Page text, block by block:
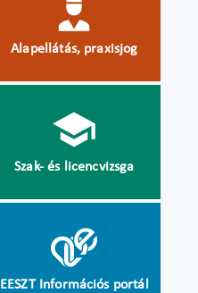
Alapellátás, praxisjog
Szak- és licencvizsga
EESZT Információs portál